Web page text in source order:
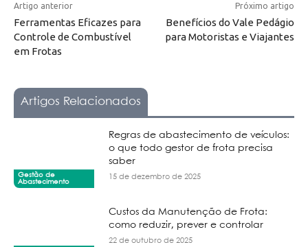
Artigo anterior
Ferramentas Eficazes para
Controle de Combustível
em Frotas
Próximo artigo
Benefícios do Vale Pedágio
para Motoristas e Viajantes
Artigos Relacionados
Gestão de
Abastecimento
Regras de abastecimento de veículos:
o que todo gestor de frota precisa
saber
15 de dezembro de 2025
Custos da Manutenção de Frota:
como reduzir, prever e controlar
22 de outubro de 2025